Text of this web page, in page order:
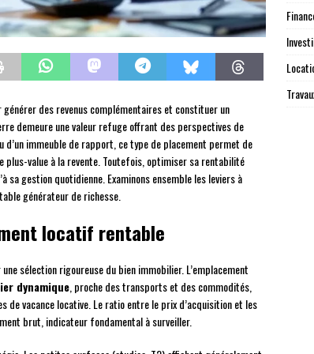
des revenus complémentaires et constituer un
demeure une valeur refuge offrant des perspectives de
d’un immeuble de rapport, ce type de placement permet de
plus-value à la revente. Toutefois, optimiser sa rentabilité
sa gestion quotidienne. Examinons ensemble les leviers à
générateur de richesse.
locatif rentable
sélection rigoureuse du bien immobilier. L’emplacement
dynamique , proche des transports et des commodités,
vacance locative. Le ratio entre le prix d’acquisition et les
brut, indicateur fondamental à surveiller.